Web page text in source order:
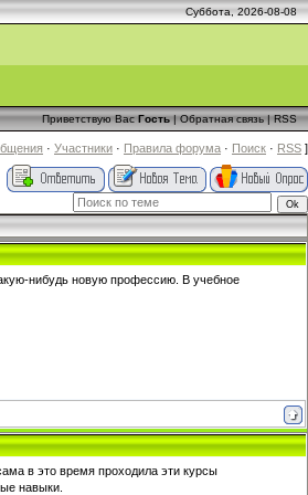
Суббота, 2026-08-08
Приветствую Вас Гость|Обратная связь|RSS
· Участники · Правила форума · Поиск · RSS ]
нибудь новую профессию. В учебное
в это время проходила эти курсы
навыки.